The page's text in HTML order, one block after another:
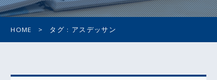
HOME タグ : アスデッサン